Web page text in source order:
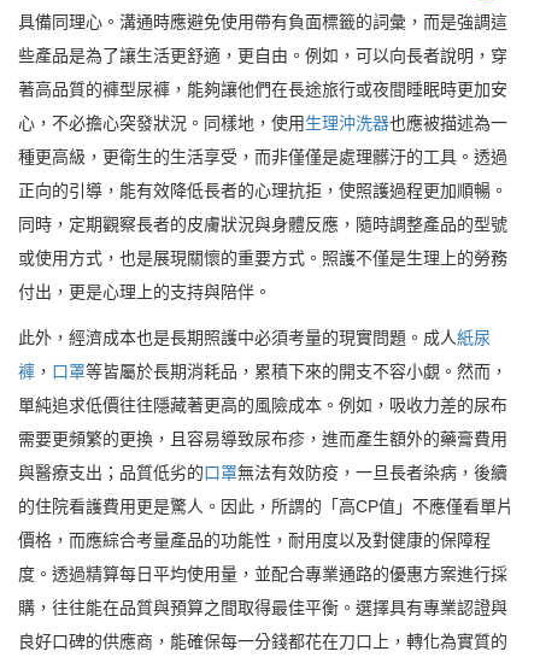
具備同理心。溝通時應避免使用帶有負面標籤的詞彙，而是強調這
些產品是為了讓生活更舒適，更自由。例如，可以向長者說明，穿
著高品質的褲型尿褲，能夠讓他們在長途旅行或夜間睡眠時更加安
心，不必擔心突發狀況。同樣地，使用生理沖洗器也應被描述為一
種更高級，更衛生的生活享受，而非僅僅是處理髒汙的工具。透過
正向的引導，能有效降低長者的心理抗拒，使照護過程更加順暢。
同時，定期觀察長者的皮膚狀況與身體反應，隨時調整產品的型號
或使用方式，也是展現關懷的重要方式。照護不僅是生理上的勞務
付出，更是心理上的支持與陪伴。
此外，經濟成本也是長期照護中必須考量的現實問題。成人紙尿
褲 ， 口罩等皆屬於長期消耗品，累積下來的開支不容小覷。然而，
單純追求低價往往隱藏著更高的風險成本。例如，吸收力差的尿布
需要更頻繁的更換，且容易導致尿布疹，進而產生額外的藥膏費用
與醫療支出；品質低劣的口罩無法有效防疫，一旦長者染病，後續
的住院看護費用更是驚人。因此，所謂的「高CP值」不應僅看單片
價格，而應綜合考量產品的功能性，耐用度以及對健康的保障程
度。透過精算每日平均使用量，並配合專業通路的優惠方案進行採
購，往往能在品質與預算之間取得最佳平衡。選擇具有專業認證與
良好口碑的供應商，能確保每一分錢都花在刀口上，轉化為實質的